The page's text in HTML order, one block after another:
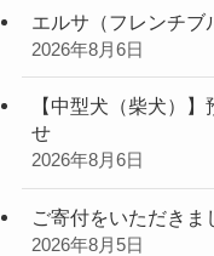
エルサ（フレンチ
2026年8月6日
【中型犬（柴犬）
せ
2026年8月6日
ご寄付をいただきま
2026年8月5日